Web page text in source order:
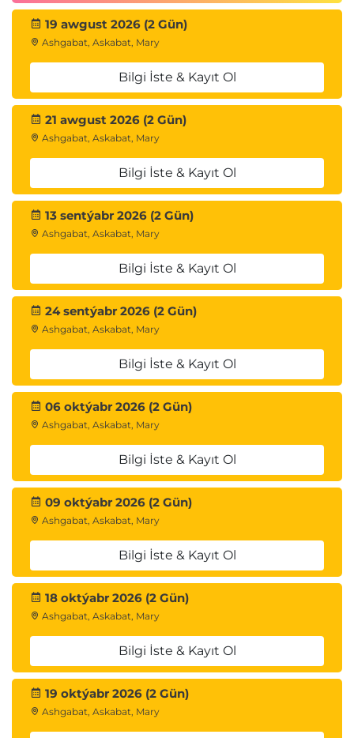
19 awgust 2026 (2 Gün)
Ashgabat, Askabat, Mary
Bilgi İste & Kayıt Ol
21 awgust 2026 (2 Gün)
Ashgabat, Askabat, Mary
Bilgi İste & Kayıt Ol
13 sentýabr 2026 (2 Gün)
Ashgabat, Askabat, Mary
Bilgi İste & Kayıt Ol
24 sentýabr 2026 (2 Gün)
Ashgabat, Askabat, Mary
Bilgi İste & Kayıt Ol
06 oktýabr 2026 (2 Gün)
Ashgabat, Askabat, Mary
Bilgi İste & Kayıt Ol
09 oktýabr 2026 (2 Gün)
Ashgabat, Askabat, Mary
Bilgi İste & Kayıt Ol
18 oktýabr 2026 (2 Gün)
Ashgabat, Askabat, Mary
Bilgi İste & Kayıt Ol
19 oktýabr 2026 (2 Gün)
Ashgabat, Askabat, Mary